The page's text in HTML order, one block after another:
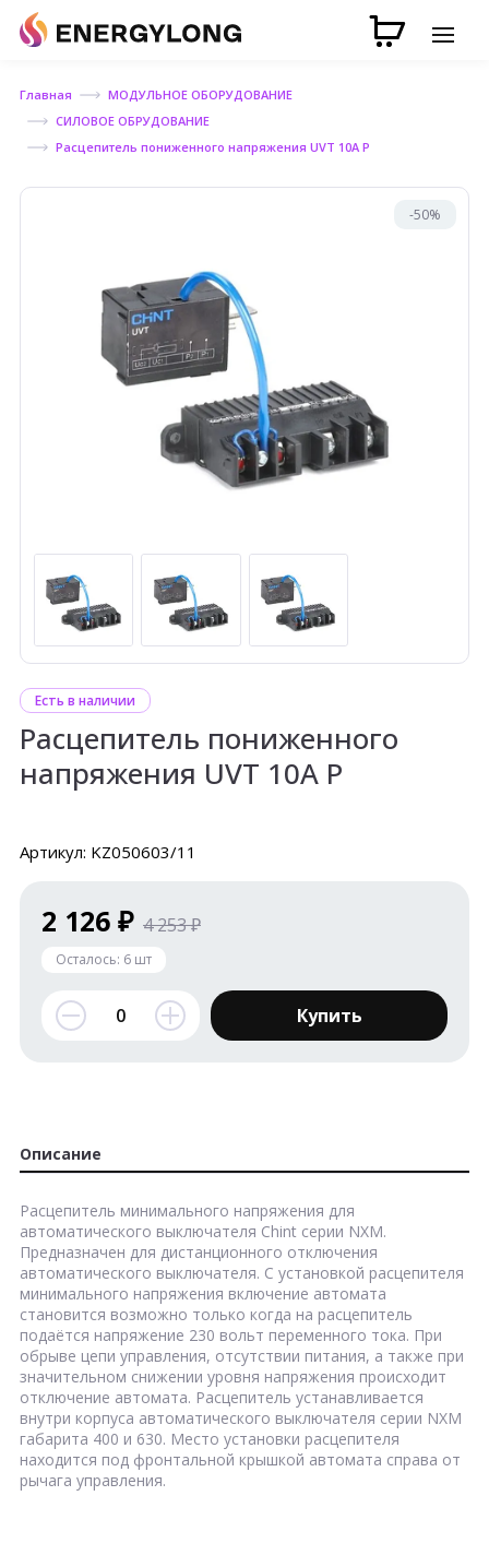
Главная
МОДУЛЬНОЕ ОБОРУДОВАНИЕ
СИЛОВОЕ ОБРУДОВАНИЕ
Расцепитель пониженного напряжения UVT 10A P
-50%
Есть в наличии
Расцепитель пониженного
напряжения UVT 10A P
Артикул: KZ050603/11
2 126 ₽ 4 253 ₽
Осталось: 6 шт
Купить
Описание
Расцепитель минимального напряжения для
автоматического выключателя Chint серии NXM.
Предназначен для дистанционного отключения
автоматического выключателя. С установкой расцепителя
минимального напряжения включение автомата
становится возможно только когда на расцепитель
подаётся напряжение 230 вольт переменного тока. При
обрыве цепи управления, отсутствии питания, а также при
значительном снижении уровня напряжения происходит
отключение автомата. Расцепитель устанавливается
внутри корпуса автоматического выключателя серии NXM
габарита 400 и 630. Место установки расцепителя
находится под фронтальной крышкой автомата справа от
рычага управления.